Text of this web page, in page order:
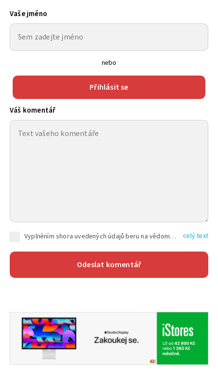
Vaše jméno
nebo
Přihlásit se
Váš komentář
Vyplněním shora uvedených údajů beru na vědomí, že společnost TEXT FACTORY s.r.o., sídlem Brno, Durďákova 336/29, Černá Pole, PSČ: 613 00, IČ: 06157831, zapsané u Krajského soudu v Brně, oddíl C, vložka 100399, bude zpracovávat mé osobní údaje uvedené v rámci mnou vyplněného registračního formuláře na základě oprávněných zájmů TEXT FACTORY s.r.o. dle čl. 6 odst. 1 písm. f) GDPR a pro splnění právních povinností (čl. 6 odst. 1 písm. c) GDPR), a to pro tyto účely: nezbytnost zajistit oprávnění návštěvníka webových stránek provozovaných společností TEXT FACTORY s.r.o. přispívat aktivně ke zveřejněným článkům nebo v rámci diskusních fór a výkon práv TEXT FACTORY s.r.o. jako administrátora těchto diskusních fór. Více informací o zpracování osobních údajů a právech lze nalézt v celý text